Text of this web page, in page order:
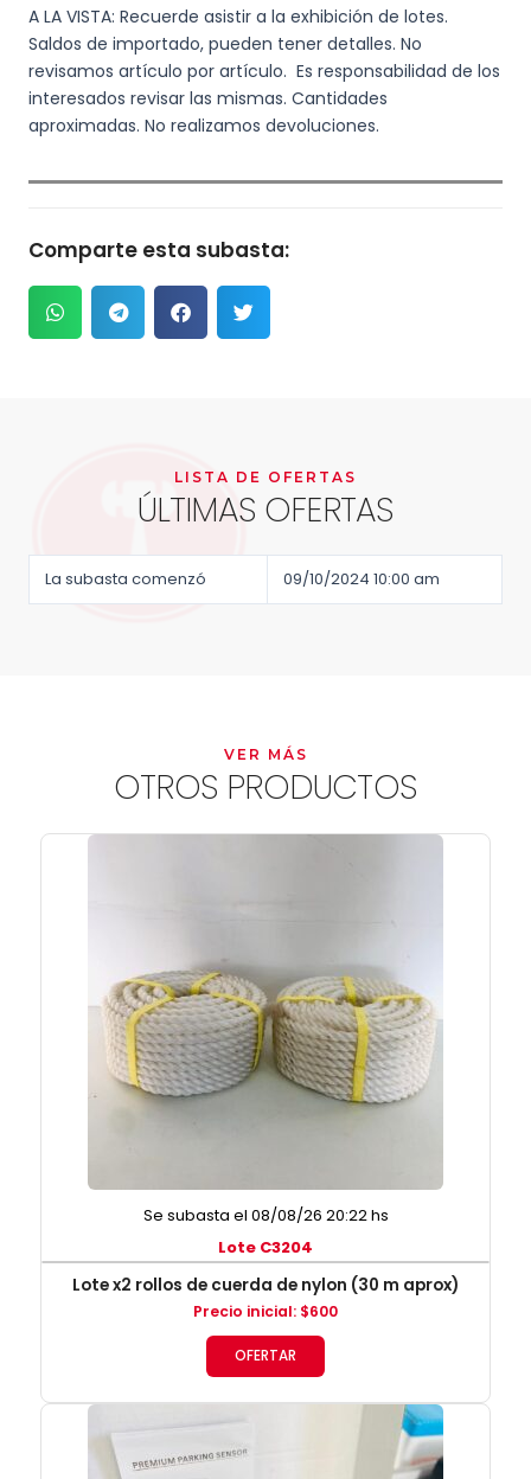
A LA VISTA: Recuerde asistir a la exhibición de lotes.
Saldos de importado, pueden tener detalles. No
revisamos artículo por artículo. Es responsabilidad de los
interesados revisar las mismas. Cantidades
aproximadas. No realizamos devoluciones.
Comparte esta subasta:
LISTA DE OFERTAS
ÚLTIMAS OFERTAS
La subasta comenzó 09/10/2024 10:00 am
VER MÁS
OTROS PRODUCTOS
Se subasta el 08/08/26 20:22 hs
Lote C3204
Lote x2 rollos de cuerda de nylon (30 m aprox)
Precio inicial: $600
OFERTAR